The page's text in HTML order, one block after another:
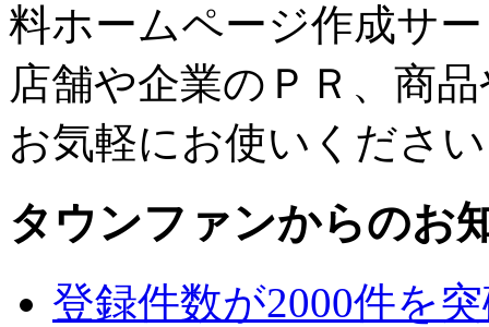
料ホームページ作成サ
店舗や企業のＰＲ、商
お気軽にお使いくださ
タウンファンからのお
登録件数が2000件を